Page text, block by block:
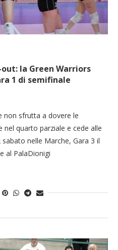
la Green Warriors
1 di semifinale
non sfrutta a dovere le
quarto parziale e cede alle
nelle Marche, Gara 3 il
al PalaDionigi